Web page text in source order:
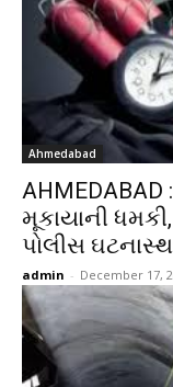
Ahmedabad
AHMEDABAD
મૂકાયાની
પોલીસ
admin - December 17,